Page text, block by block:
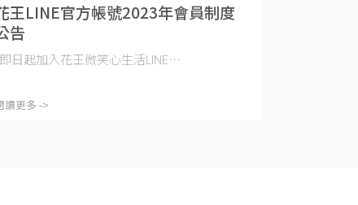
王LINE官方帳號2023年會員制度
告
即日起加入花王微笑心生活LINE⋯
讀更多 ->